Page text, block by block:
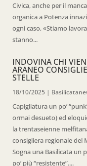
Civica, anche per il
organica a Potenza
ogni caso, «Stiamo
stanno...
INDOVINA CHI
ARANEO
STELLE
18/10/2025 |
Capigliatura un po’
ormai desueto) ed
la trentaseienne
consigliera regionale del
Sogna una Basilicata un
po’ più “resistente”....